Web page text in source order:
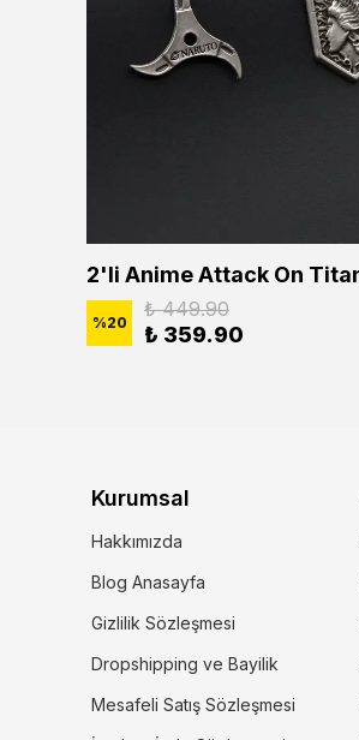
%20
₺ 449.90
₺ 359.90
Kurumsal
Hakkımızda
Blog Anasayfa
Gizlilik Sözleşmesi
Dropshipping ve Bayilik
Mesafeli Satış Sözleşmesi